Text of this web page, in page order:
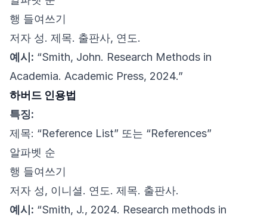
행 들여쓰기
저자 성. 제목. 출판사, 연도.
예시: “Smith, John. Research Methods in
Academia. Academic Press, 2024.”
하버드 인용법
특징:
제목: “Reference List” 또는 “References”
알파벳 순
행 들여쓰기
저자 성, 이니셜. 연도. 제목. 출판사.
예시: “Smith, J., 2024. Research methods in